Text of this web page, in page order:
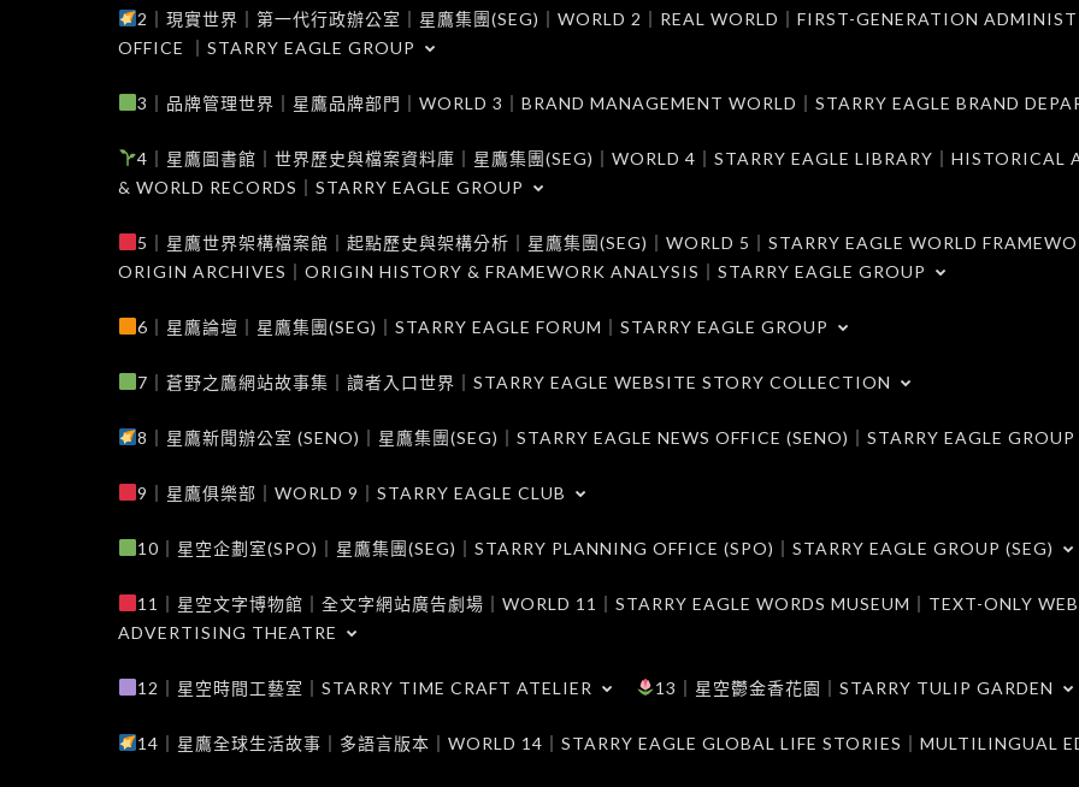
2｜現實世界｜第一代行政辦公室｜星鷹集團(SEG)｜WORLD 2｜REAL WORLD｜FIRST-GENERATION
OFFICE ｜STARRY EAGLE GROUP
3｜品牌管理世界｜星鷹品牌部門｜WORLD 3｜BRAND MANAGEMENT WORLD｜STARRY EAGLE BRAND
4｜星鷹圖書館｜世界歷史與檔案資料庫｜星鷹集團(SEG)｜WORLD 4｜STARRY EAGLE LIBRARY｜HISTORICAL
& WORLD RECORDS｜STARRY EAGLE GROUP
5｜星鷹世界架構檔案館｜起點歷史與架構分析｜星鷹集團(SEG)｜WORLD 5｜STARRY EAGLE WORLD
ORIGIN ARCHIVES｜ORIGIN HISTORY & FRAMEWORK ANALYSIS｜STARRY EAGLE GROUP
6｜星鷹論壇｜星鷹集團(SEG)｜STARRY EAGLE FORUM｜STARRY EAGLE GROUP
7｜蒼野之鷹網站故事集｜讀者入口世界｜STARRY EAGLE WEBSITE STORY COLLECTION
8｜星鷹新聞辦公室 (SENO)｜星鷹集團(SEG)｜STARRY EAGLE NEWS OFFICE (SENO)｜STARRY EAGLE GROUP
9｜星鷹俱樂部｜WORLD 9｜STARRY EAGLE CLUB
10｜星空企劃室(SPO)｜星鷹集團(SEG)｜STARRY PLANNING OFFICE (SPO)｜STARRY EAGLE GROUP (SEG)
11｜星空文字博物館｜全文字網站廣告劇場｜WORLD 11｜STARRY EAGLE WORDS MUSEUM｜TEXT-ONLY
ADVERTISING THEATRE
12｜星空時間工藝室｜STARRY TIME CRAFT ATELIER 13｜星空鬱金香花園｜STARRY TULIP GARDEN
14｜星鷹全球生活故事｜多語言版本｜WORLD 14｜STARRY EAGLE GLOBAL LIFE STORIES｜MULTILINGUAL